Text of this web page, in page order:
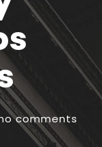
comments